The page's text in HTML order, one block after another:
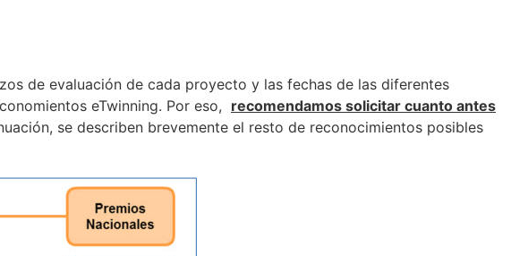
de evaluación de cada proyecto y las fechas de las diferentes
eTwinning. Por eso, recomendamos solicitar cuanto antes
se describen brevemente el resto de reconocimientos posibles